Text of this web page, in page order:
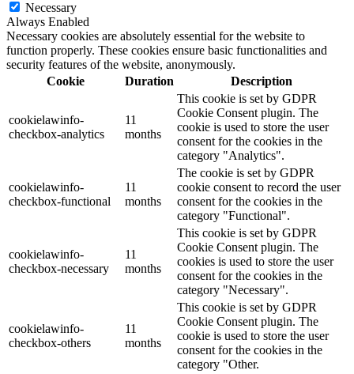
Necessary
Always Enabled
Necessary cookies are absolutely essential for the website to
function properly. These cookies ensure basic functionalities and
security features of the website, anonymously.
Cookie
Duration Description
cookielawinfo-
checkbox-analytics
11
months
This cookie is set by GDPR
Cookie Consent plugin. The
cookie is used to store the user
consent for the cookies in the
category "Analytics".
cookielawinfo-
checkbox-functional
11
months
The cookie is set by GDPR
cookie consent to record the user
consent for the cookies in the
category "Functional".
cookielawinfo-
checkbox-necessary
11
months
This cookie is set by GDPR
Cookie Consent plugin. The
cookies is used to store the user
consent for the cookies in the
category "Necessary".
cookielawinfo-
checkbox-others
11
months
This cookie is set by GDPR
Cookie Consent plugin. The
cookie is used to store the user
consent for the cookies in the
category "Other.